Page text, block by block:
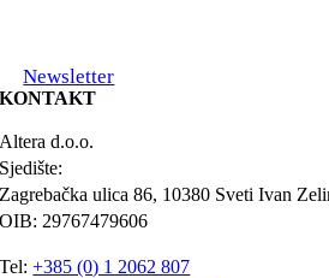
Newsletter
KONTAKT
Altera d.o.o.
Sjedište:
Zagrebačka ulica 86, 10380 Sveti Ivan
OIB: 29767479606
Tel:+385 (0) 1 2062 807